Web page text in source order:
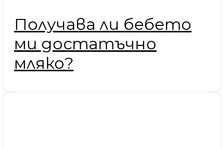
Получава ли бебето
ми достатъчно
мляко?